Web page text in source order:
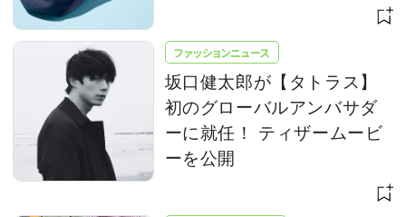
ファッションニュース
坂口健太郎が【タトラス】
初のグローバルアンバサダ
ーに就任！ ティザームービ
ーを公開